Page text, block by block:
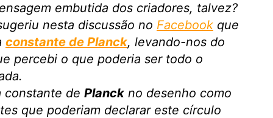
embutida dos criadores, talvez?
nesta discussão no Facebook que
constante de Planck, levando-nos do
percebi o que poderia ser todo o
constante de Planck no desenho como
que poderiam declarar este círculo